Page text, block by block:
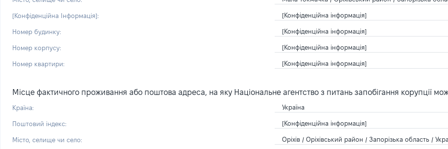
[Конфіденційна Інформація]: [Конфіденційна інформація]
Номер будинку: [Конфіденційна інформація]
Номер корпусу: [Конфіденційна інформація]
Номер квартири: [Конфіденційна інформація]
Місце фактичного проживання або поштова адреса, на яку Національне агентство з питань запобігання корупції
Країна: Україна
Поштовий індекс: [Конфіденційна інформація]
Місто, селище чи село: Оріхів / Оріхівський район / Запорізька область /